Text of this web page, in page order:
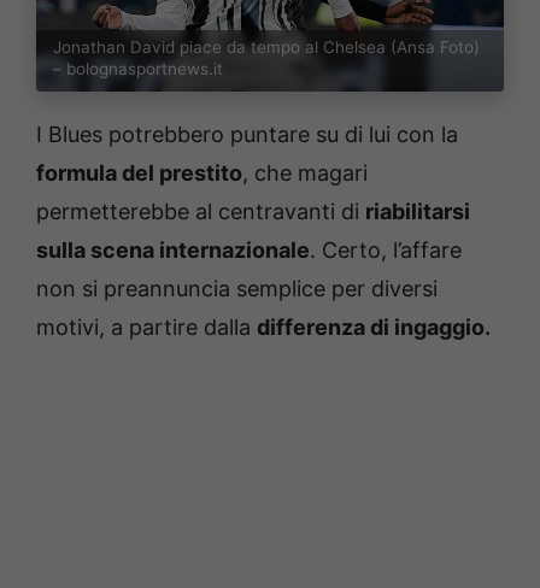
Jonathan David piace da tempo al Chelsea (Ansa Foto)
– bolognasportnews.it
I Blues potrebbero puntare su di lui con la
formula del prestito, che magari
permetterebbe al centravanti di riabilitarsi
sulla scena internazionale. Certo, l’affare
non si preannuncia semplice per diversi
motivi, a partire dalla differenza di ingaggio.